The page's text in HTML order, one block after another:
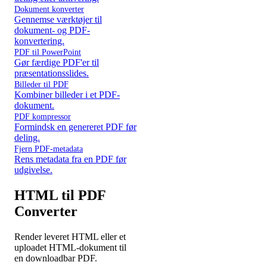
Dokument konverter
Gennemse værktøjer til
dokument- og PDF-
konvertering.
PDF til PowerPoint
Gør færdige PDF'er til
præsentationsslides.
Billeder til PDF
Kombiner billeder i et PDF-
dokument.
PDF kompressor
Formindsk en genereret PDF før
deling.
Fjern PDF-metadata
Rens metadata fra en PDF før
udgivelse.
HTML til PDF
Converter
Render leveret HTML eller et
uploadet HTML-dokument til
en downloadbar PDF.